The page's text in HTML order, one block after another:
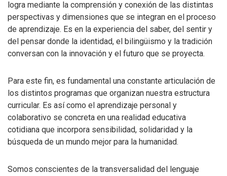
logra mediante la comprensión y conexión de las distintas
perspectivas y dimensiones que se integran en el proceso
de aprendizaje. Es en la experiencia del saber, del sentir y
del pensar donde la identidad, el bilingüismo y la tradición
conversan con la innovación y el futuro que se proyecta.
Para este fin, es fundamental una constante articulación de
los distintos programas que organizan nuestra estructura
curricular. Es así como el aprendizaje personal y
colaborativo se concreta en una realidad educativa
cotidiana que incorpora sensibilidad, solidaridad y la
búsqueda de un mundo mejor para la humanidad.
Somos conscientes de la transversalidad del lenguaje